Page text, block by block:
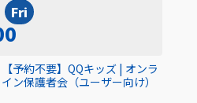
Fri
【予約不要】QQキッズ | オンラ
イン保護者会（ユーザー向け）